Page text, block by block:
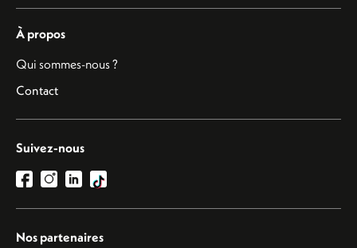
À propos
Qui sommes-nous ?
Contact
Suivez-nous
Nos partenaires